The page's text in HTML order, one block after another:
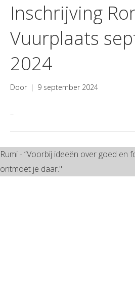
Inschrijving
Vuurplaats
2024
Door | 9 september 2024
–
Rumi - “Voorbij ideeën over goed en
ontmoet je daar."